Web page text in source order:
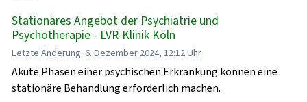
Stationäres Angebot der Psychiatrie und
Psychotherapie - LVR-Klinik Köln
Letzte Änderung: 6. Dezember 2024, 12:12 Uhr
Akute Phasen einer psychischen Erkrankung können eine
stationäre Behandlung erforderlich machen.